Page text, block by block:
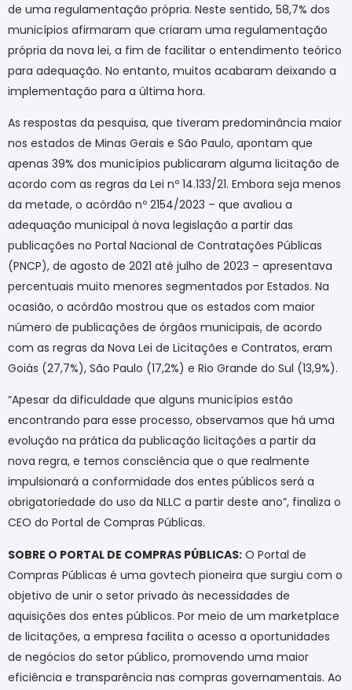
de uma regulamentação própria. Neste sentido, 58,7% dos
municípios afirmaram que criaram uma regulamentação
própria da nova lei, a fim de facilitar o entendimento teórico
para adequação. No entanto, muitos acabaram deixando a
implementação para a última hora.
As respostas da pesquisa, que tiveram predominância maior
nos estados de Minas Gerais e São Paulo, apontam que
apenas 39% dos municípios publicaram alguma licitação de
acordo com as regras da Lei nº 14.133/21. Embora seja menos
da metade, o acórdão nº 2154/2023 – que avaliou a
adequação municipal à nova legislação a partir das
publicações no Portal Nacional de Contratações Públicas
(PNCP), de agosto de 2021 até julho de 2023 – apresentava
percentuais muito menores segmentados por Estados. Na
ocasião, o acórdão mostrou que os estados com maior
número de publicações de órgãos municipais, de acordo
com as regras da Nova Lei de Licitações e Contratos, eram
Goiás (27,7%), São Paulo (17,2%) e Rio Grande do Sul (13,9%).
“Apesar da dificuldade que alguns municípios estão
encontrando para esse processo, observamos que há uma
evolução na prática da publicação licitações a partir da
nova regra, e temos consciência que o que realmente
impulsionará a conformidade dos entes públicos será a
obrigatoriedade do uso da NLLC a partir deste ano”, finaliza o
CEO do Portal de Compras Públicas.
SOBRE O PORTAL DE COMPRAS PÚBLICAS: O Portal de
Compras Públicas é uma govtech pioneira que surgiu com o
objetivo de unir o setor privado às necessidades de
aquisições dos entes públicos. Por meio de um marketplace
de licitações, a empresa facilita o acesso a oportunidades
de negócios do setor público, promovendo uma maior
eficiência e transparência nas compras governamentais. Ao